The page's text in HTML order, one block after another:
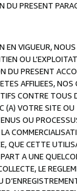
DU PRESENT
EN VIGUEUR,
OU
DU PRESENT
AFFILIEES,
CONTRE
(A) VOTRE SITE
OU
QUE CETTE
A UNE
LE